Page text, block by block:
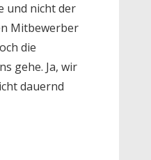
und nicht der
Mitbewerber
die
gehe. Ja, wir
dauernd